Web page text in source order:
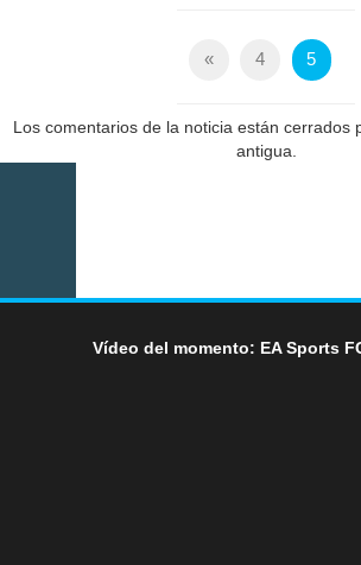
« 4 5
Los comentarios de la noticia están cerrados
antigua.
Vídeo del momento: EA Sports